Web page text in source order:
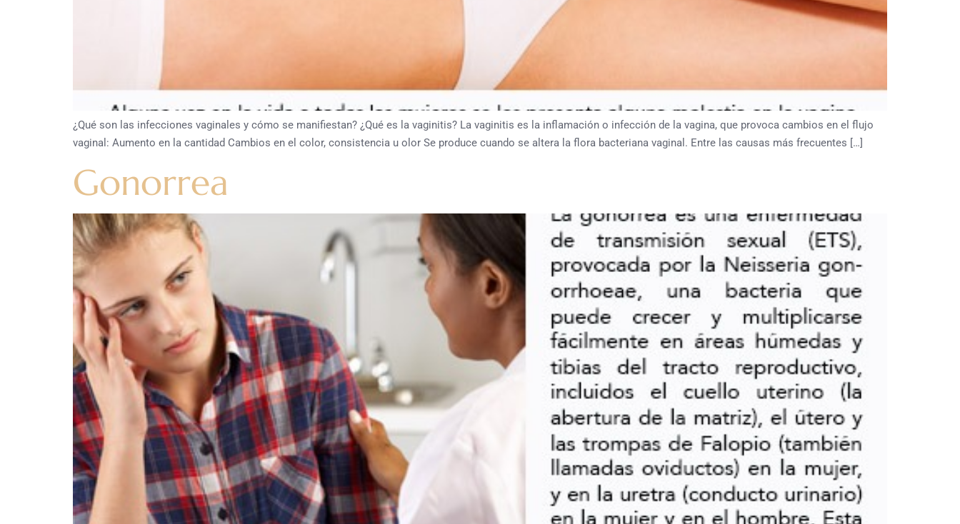
¿Qué son las infecciones vaginales y cómo se manifiestan? ¿Qué es la vaginitis? La vaginitis es la inflamación o infección de la vagina, que provoca cambios en el flujo
vaginal: Aumento en la cantidad Cambios en el color, consistencia u olor Se produce cuando se altera la flora bacteriana vaginal. Entre las causas más frecuentes […]
Gonorrea